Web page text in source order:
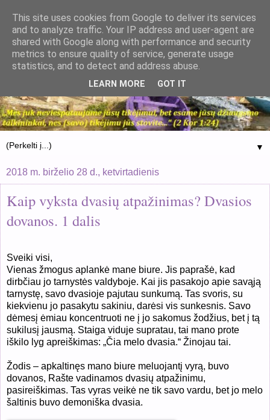
▼
2018 m. birželio 28 d., ketvirtadienis
Kaip vyksta dvasių atpažinimas? Dvasios
dovanos. 1 dalis
Sveiki visi,
Vienas žmogus aplankė mane biure. Jis paprašė, kad
dirbčiau jo tarnystės valdyboje. Kai jis pasakojo apie savąją
tarnystę, savo dvasioje pajutau sunkumą. Tas svoris, su
kiekvienu jo pasakytu sakiniu, darėsi vis sunkesnis. Savo
dėmesį ėmiau koncentruoti ne į jo sakomus žodžius, bet į tą
sukilusį jausmą. Staiga viduje supratau, tai mano prote
iškilo lyg apreiškimas: „Čia melo dvasia.“ Žinojau tai.
Žodis – apkaltinęs mano biure meluojantį vyrą, buvo
dovanos, Rašte vadinamos dvasių atpažinimu,
pasireiškimas. Tas vyras veikė ne tik savo vardu, bet jo melo
šaltinis buvo demoniška dvasia.
This site uses cookies from Google to deliver its services
and to analyze traffic. Your IP address and user-agent are
shared with Google along with performance and security
metrics to ensure quality of service, generate usage
statistics, and to detect and address abuse.
LEARN MORE GOT IT